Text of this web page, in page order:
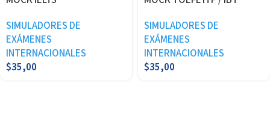
SIMULADORES DE
EXÁMENES
INTERNACIONALES
$35,00
SIMULADORES DE
EXÁMENES
INTERNACIONALES
$35,00